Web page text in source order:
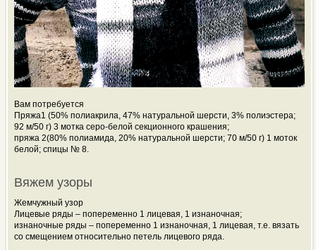
Вам потребуется
Пряжа1 (50% полиакрила, 47% натуральной шерсти, 3% полиэстера;
92 м/50 г) 3 мотка серо-белой секционного крашения;
пряжа 2(80% полиамида, 20% натуральной шерсти; 70 м/50 г) 1 моток
белой; спицы № 8.
Вяжем узоры
Жемчужный узор
Лицевые ряды – попеременно 1 лицевая, 1 изнаночная;
изнаночные ряды – попеременно 1 изнаночная, 1 лицевая, т.е. вязать
со смещением относительно петель лицевого ряда.